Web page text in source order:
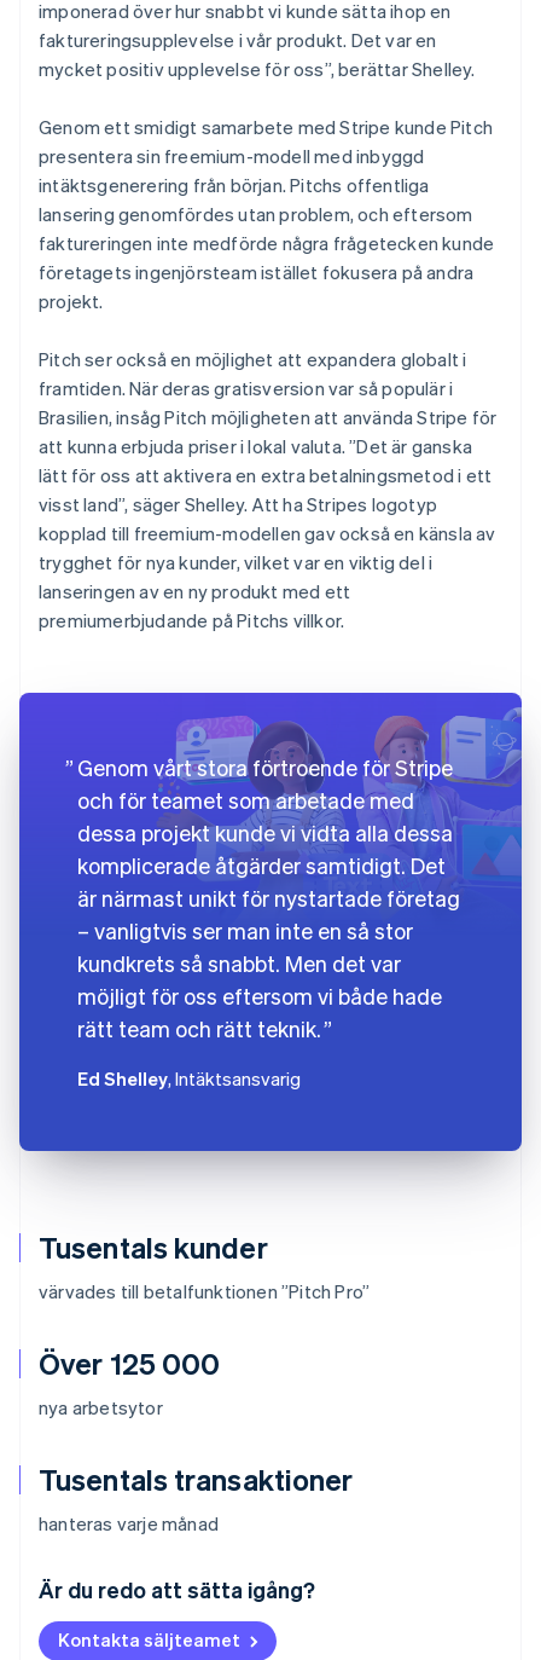
Tusentals kunder
värvades till betalfunktionen ”Pitch Pro”
Över 125 000
nya arbetsytor
Tusentals transaktioner
hanteras varje månad
Är du redo att sätta igång?
Kontakta säljteamet
imponerad över hur snabbt vi kunde sätta ihop en
faktureringsupplevelse i vår produkt. Det var en
mycket positiv upplevelse för oss”, berättar Shelley.
Genom ett smidigt samarbete med Stripe kunde Pitch
presentera sin freemium-modell med inbyggd
intäktsgenerering från början. Pitchs offentliga
lansering genomfördes utan problem, och eftersom
faktureringen inte medförde några frågetecken kunde
företagets ingenjörsteam istället fokusera på andra
projekt.
Pitch ser också en möjlighet att expandera globalt i
framtiden. När deras gratisversion var så populär i
Brasilien, insåg Pitch möjligheten att använda Stripe för
att kunna erbjuda priser i lokal valuta. ”Det är ganska
lätt för oss att aktivera en extra betalningsmetod i ett
visst land”, säger Shelley. Att ha Stripes logotyp
kopplad till freemium-modellen gav också en känsla av
trygghet för nya kunder, vilket var en viktig del i
lanseringen av en ny produkt med ett
premiumerbjudande på Pitchs villkor.
Genom vårt stora förtroende för Stripe
och för teamet som arbetade med
dessa projekt kunde vi vidta alla dessa
komplicerade åtgärder samtidigt. Det
är närmast unikt för nystartade företag
– vanligtvis ser man inte en så stor
kundkrets så snabbt. Men det var
möjligt för oss eftersom vi både hade
rätt team och rätt teknik.
Ed Shelley, Intäktsansvarig
Belgien
NederlandsFrançaisDeutsch
Brasilien